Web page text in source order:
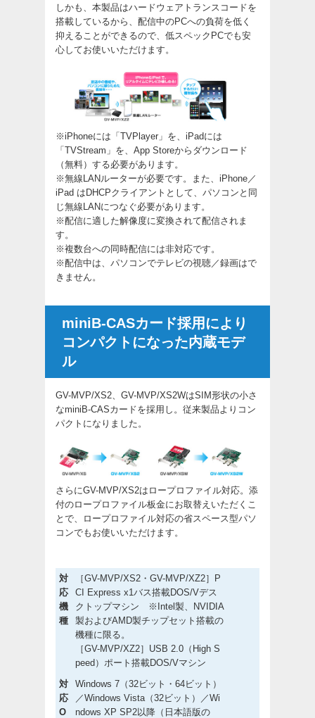
しかも、本製品はハードウェアトランスコードを
搭載しているから、配信中のPCへの負荷を低く
抑えることができるので、低スペックPCでも安
心してお使いいただけます。
※iPhoneには「TVPlayer」を、iPadには
「TVStream」を、App Storeからダウンロード
（無料）する必要があります。
※無線LANルーターが必要です。また、iPhone／
iPad はDHCPクライアントとして、パソコンと同
じ無線LANにつなぐ必要があります。
※配信に適した解像度に変換されて配信されま
す。
※複数台への同時配信には非対応です。
※配信中は、パソコンでテレビの視聴／録画はで
きません。
miniB-CASカード採用により
コンパクトになった内蔵モデ
ル
GV-MVP/XS2、GV-MVP/XS2WはSIM形状の小さ
なminiB-CASカードを採用し。従来製品よりコン
パクトになりました。
さらにGV-MVP/XS2はロープロファイル対応。添
付のロープロファイル板金にお取替えいただくこ
とで、ロープロファイル対応の省スペース型パソ
コンでもお使いいただけます。
対
応
機
種
［GV-MVP/XS2・GV-MVP/XZ2］P
CI Express x1バス搭載DOS/Vデス
クトップマシン ※Intel製、NVIDIA
製およびAMD製チップセット搭載の
機種に限る。
［GV-MVP/XZ2］USB 2.0（High S
peed）ポート搭載DOS/Vマシン
対
応
O
Windows 7（32ビット・64ビット）
／Windows Vista（32ビット）／Wi
ndows XP SP2以降（日本語版の